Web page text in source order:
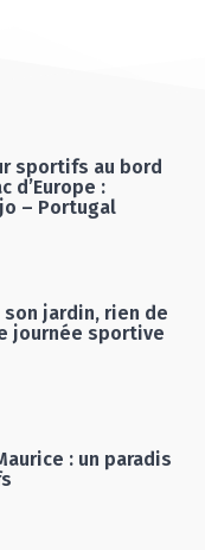
sportifs au bord
d’Europe :
– Portugal
jardin, rien de
journée sportive
: un paradis